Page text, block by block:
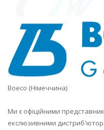
Boeco (Німеччина)
Ми є офіційними
екслюзивними